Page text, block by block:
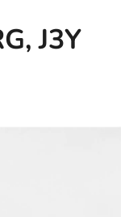
J3Y